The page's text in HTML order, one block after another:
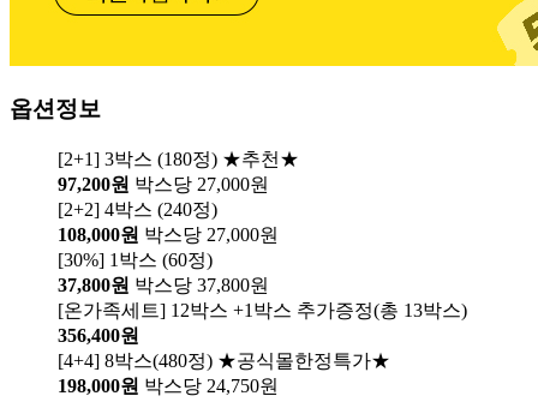
옵션정보
[2+1] 3박스 (180정) ★추천★
97,200원 박스당 27,000원
[2+2] 4박스 (240정)
108,000원 박스당 27,000원
[30%] 1박스 (60정)
37,800원 박스당 37,800원
[온가족세트] 12박스 +1박스 추가증정(총 13박스)
356,400원
[4+4] 8박스(480정) ★공식몰한정특가★
198,000원 박스당 24,750원